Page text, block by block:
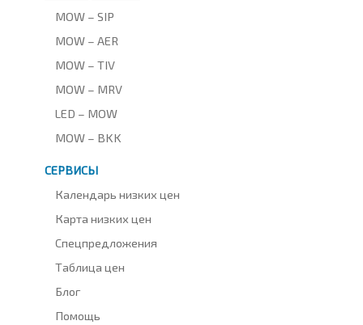
MOW – SIP
MOW – AER
MOW – TIV
MOW – MRV
LED – MOW
MOW – BKK
СЕРВИСЫ
Календарь низких цен
Карта низких цен
Спецпредложения
Таблица цен
Блог
Помощь